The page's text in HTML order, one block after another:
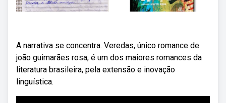
A narrativa se concentra. Veredas, único romance de
joão guimarães rosa, é um dos maiores romances da
literatura brasileira, pela extensão e inovação
linguística.